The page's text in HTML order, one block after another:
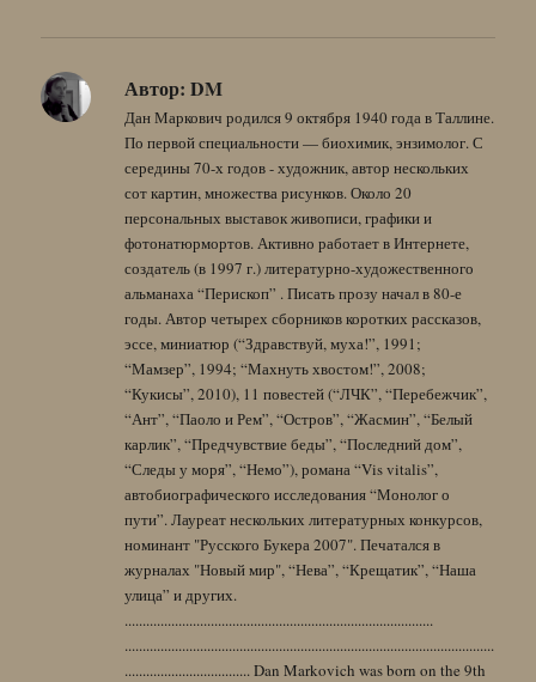
Автор: DM
Дан Маркович родился 9 октября 1940 года в Таллине.
По первой специальности — биохимик, энзимолог. С
середины 70-х годов - художник, автор нескольких
сот картин, множества рисунков. Около 20
персональных выставок живописи, графики и
фотонатюрмортов. Активно работает в Интернете,
создатель (в 1997 г.) литературно-художественного
альманаха “Перископ” . Писать прозу начал в 80-е
годы. Автор четырех сборников коротких рассказов,
эссе, миниатюр (“Здравствуй, муха!”, 1991;
“Мамзер”, 1994; “Махнуть хвостом!”, 2008;
“Кукисы”, 2010), 11 повестей (“ЛЧК”, “Перебежчик”,
“Ант”, “Паоло и Рем”, “Остров”, “Жасмин”, “Белый
карлик”, “Предчувствие беды”, “Последний дом”,
“Следы у моря”, “Немо”), романа “Vis vitalis”,
автобиографического исследования “Монолог о
пути”. Лауреат нескольких литературных конкурсов,
номинант "Русского Букера 2007". Печатался в
журналах "Новый мир", “Нева”, “Крещатик”, “Наша
улица” и других.
......................................................................................
.......................................................................................................
................................... Dan Markovich was born on the 9th